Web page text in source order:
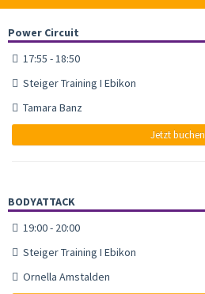
Power Circuit
17:55 - 18:50
Steiger Training I Ebikon
Tamara Banz
Jetzt buchen
BODYATTACK
19:00 - 20:00
Steiger Training I Ebikon
Ornella Amstalden